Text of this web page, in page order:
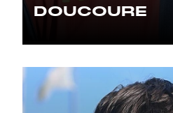
DOUCOURE